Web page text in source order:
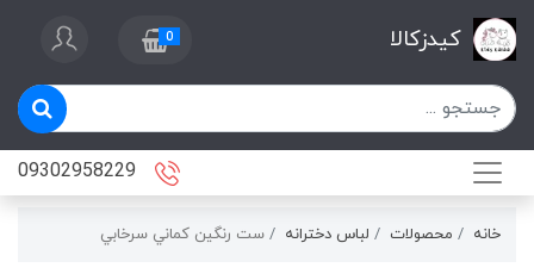
کیدزکالا 0
خانه محصولات لباس دخترانه ست رنگين كماني سرخابي